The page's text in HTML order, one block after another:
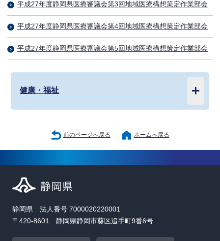
平成27年度静岡県医療審議会第3回地域医療構想策定作業部会
平成27年度静岡県医療審議会第4回地域医療構想策定作業部会
平成27年度静岡県医療審議会第5回地域医療構想策定作業部会
健康・福祉
前のページへ戻る ホームへ戻る
静岡県 法人番号 7000020220001
〒420-8601 静岡県静岡市葵区追手町9番6号